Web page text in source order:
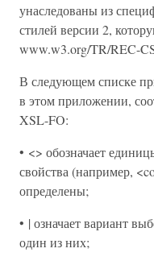
унаследованы из
стилей версии 2,
www.w3.org/TR/REC-
В следующем списке
в этом приложении,
XSL-FO:
• <> обозначает
свойства (например,
определены;
• | означает вариант
один из них;